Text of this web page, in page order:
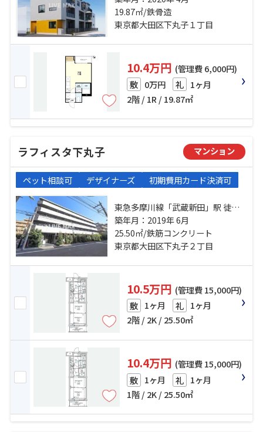
東急多摩川線「武蔵新田」駅 徒歩7
分
19.87㎡/鉄骨造
東京都大田区下丸子１丁目
10.4万円 (管理費 6,000円)
敷 0万円 礼 1ヶ月
2階 / 1R / 19.87㎡
ラフィスタ下丸子 マンション
ペット相談可 デザイナーズ 初期費用カード決済可
東急多摩川線「武蔵新田」駅 徒歩
12分 東急多摩川線「下丸子」駅 徒
歩14分 東急池上線「千鳥町」駅 徒
歩19分
築年月：2019年 6月
25.50㎡/鉄筋コンクリート
東京都大田区下丸子２丁目
10.5万円 (管理費 15,000円)
敷 1ヶ月 礼 1ヶ月
2階 / 2K / 25.50㎡
10.4万円 (管理費 15,000円)
敷 1ヶ月 礼 1ヶ月
1階 / 2K / 25.50㎡